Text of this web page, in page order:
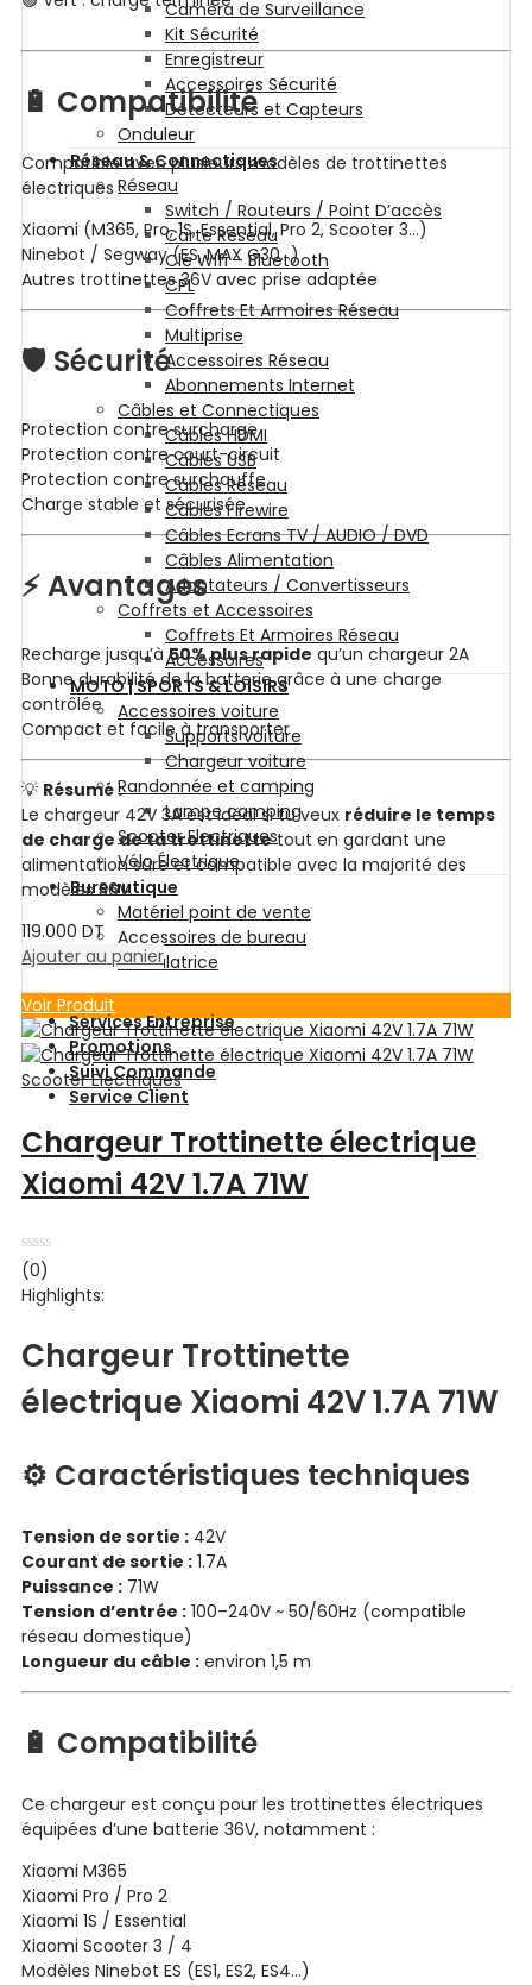
Caméra de Surveillance
Kit Sécurité
Enregistreur
Accessoires Sécurité
Détecteurs et Capteurs
Onduleur
Réseau & Connectiques
Réseau
Switch / Routeurs / Point D’accès
Carte Réseau
Clé Wifi – Bluetooth
CPL
Coffrets Et Armoires Réseau
Multiprise
Accessoires Réseau
Abonnements Internet
Câbles et Connectiques
Câbles HDMI
Câbles USB
Câbles Réseau
Câbles Firewire
Câbles Ecrans TV / AUDIO / DVD
Câbles Alimentation
Adaptateurs / Convertisseurs
Coffrets et Accessoires
Coffrets Et Armoires Réseau
Accessoires
MOTO | SPORTS & LOISIRS
Accessoires voiture
Supports voiture
Chargeur voiture
Randonnée et camping
Lampe camping
Scooter Electriques
Vélo Électrique
Bureautique
Matériel point de vente
Accessoires de bureau
Calculatrice
Services Entreprise
Promotions
Suivi Commande
Service Client
🔋 Compatibilité
Compatible avec plusieurs modèles de trottinettes
électriques :
Xiaomi (M365, Pro, 1S, Essential, Pro 2, Scooter 3…)
Ninebot / Segway (ES, MAX G30…)
Autres trottinettes 36V avec prise adaptée
🛡️ Sécurité
Protection contre surcharge
Protection contre court-circuit
Protection contre surchauffe
Charge stable et sécurisée
⚡ Avantages
Recharge jusqu’à50% plus rapide qu’un chargeur 2A
Bonne durabilité de la batterie grâce à une charge
contrôlée
Compact et facile à transporter
💡 Résumé :
Le chargeur 42V 3A est idéal si tu veux réduire le temps
de charge de ta trottinettetout en gardant une
alimentation sûre et compatible avec la majorité des
modèles 36V.
119.000 DT
Ajouter au panier
Voir Produit
Scooter Electriques
Chargeur Trottinette électrique
Xiaomi 42V 1.7A 71W
Note
0
sur
(0)
Highlights:
Chargeur Trottinette
électrique Xiaomi 42V 1.7A 71W
⚙️ Caractéristiques techniques
Tension de sortie : 42V
Courant de sortie : 1.7A
Puissance : 71W
Tension d’entrée : 100–240V ~ 50/60Hz (compatible
réseau domestique)
Longueur du câble : environ 1,5 m
🔋 Compatibilité
Ce chargeur est conçu pour les trottinettes électriques
équipées d’une batterie 36V, notamment :
Xiaomi M365
Xiaomi Pro / Pro 2
Xiaomi 1S / Essential
Xiaomi Scooter 3 / 4
Modèles Ninebot ES (ES1, ES2, ES4…)